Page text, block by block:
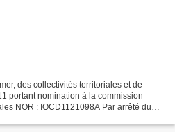
des collectivités territoriales et de
portant nomination à la commission
NOR : IOCD1121098A Par arrêté du